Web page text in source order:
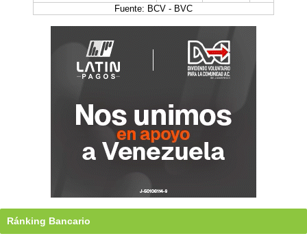
Fuente: BCV - BVC
Ránking Bancario